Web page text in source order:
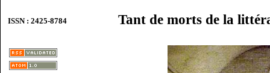
ISSN : 2425-8784
Tant de morts de la